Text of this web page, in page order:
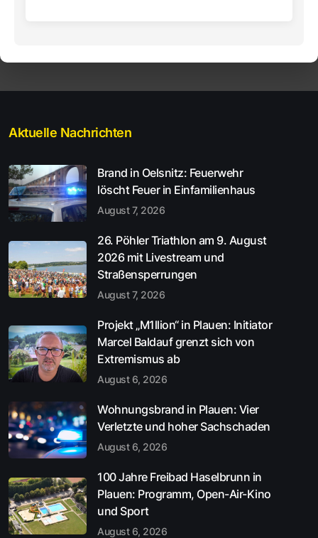
Aktuelle Nachrichten
Brand in Oelsnitz: Feuerwehr
löscht Feuer in Einfamilienhaus
August 7, 2026
26. Pöhler Triathlon am 9. August
2026 mit Livestream und
Straßensperrungen
August 7, 2026
Projekt „M1llion“ in Plauen: Initiator
Marcel Baldauf grenzt sich von
Extremismus ab
August 6, 2026
Wohnungsbrand in Plauen: Vier
Verletzte und hoher Sachschaden
August 6, 2026
100 Jahre Freibad Haselbrunn in
Plauen: Programm, Open-Air-Kino
und Sport
August 6, 2026